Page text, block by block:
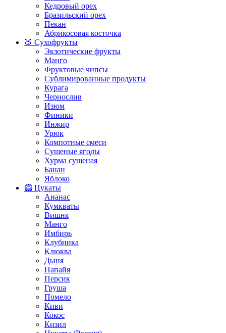
Кедровый орех
Бразильский орех
Пекан
Абрикосовая косточка
🍑 Сухофрукты
Экзотические фрукты
Манго
Фруктовые чипсы
Сублимированные продукты
Курага
Чернослив
Изюм
Финики
Инжир
Урюк
Компотные смеси
Сушеные ягоды
Хурма сушеная
Банан
Яблоко
🥝 Цукаты
Ананас
Кумкваты
Вишня
Манго
Имбирь
Клубника
Клюква
Дыня
Папайя
Персик
Груша
Помело
Киви
Кокос
Кизил